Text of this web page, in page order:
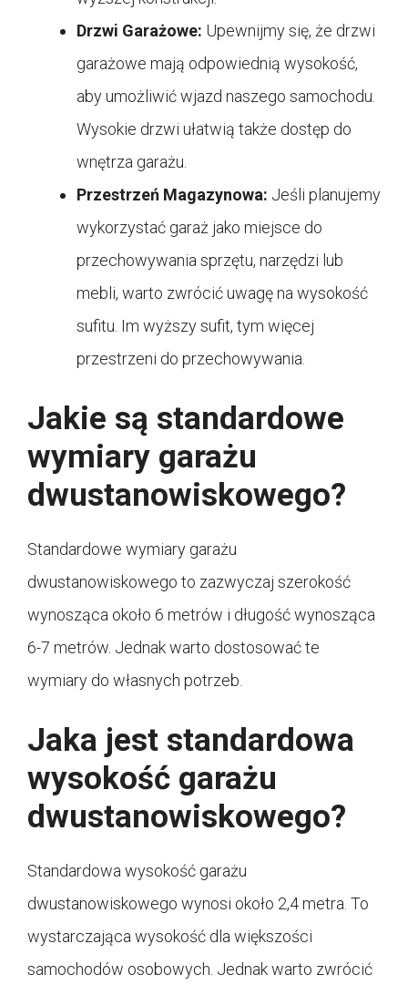
Drzwi Garażowe: Upewnijmy się, że drzwi
garażowe mają odpowiednią wysokość,
aby umożliwić wjazd naszego samochodu.
Wysokie drzwi ułatwią także dostęp do
wnętrza garażu.
Przestrzeń Magazynowa: Jeśli planujemy
wykorzystać garaż jako miejsce do
przechowywania sprzętu, narzędzi lub
mebli, warto zwrócić uwagę na wysokość
sufitu. Im wyższy sufit, tym więcej
przestrzeni do przechowywania.
Jakie są standardowe
wymiary garażu
dwustanowiskowego?
Standardowe wymiary garażu
dwustanowiskowego to zazwyczaj szerokość
wynosząca około 6 metrów i długość wynosząca
6-7 metrów. Jednak warto dostosować te
wymiary do własnych potrzeb.
Jaka jest standardowa
wysokość garażu
dwustanowiskowego?
Standardowa wysokość garażu
dwustanowiskowego wynosi około 2,4 metra. To
wystarczająca wysokość dla większości
samochodów osobowych. Jednak warto zwrócić